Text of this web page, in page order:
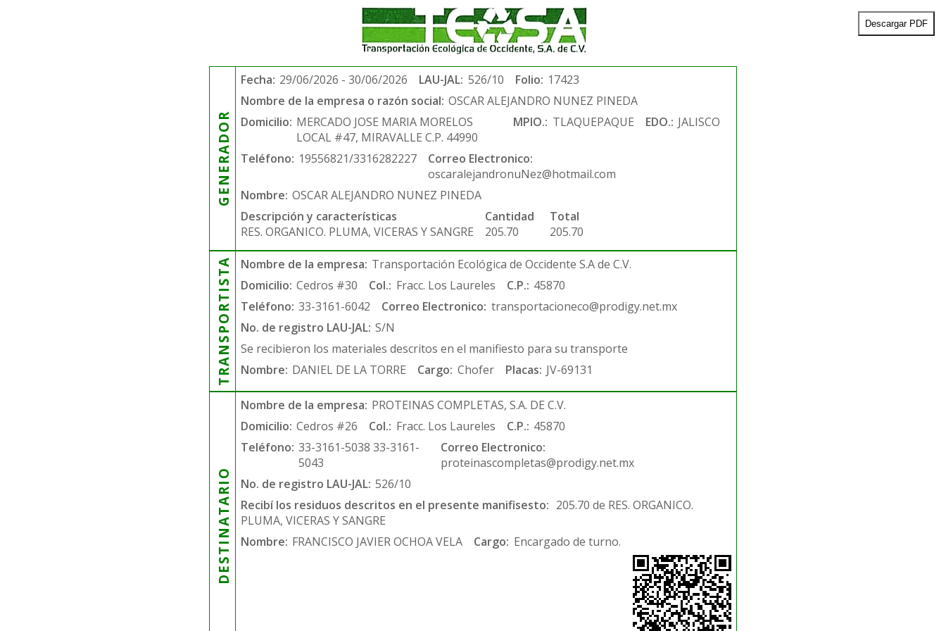
Descargar PDF
GENERADOR
Fecha: 29/06/2026 - 30/06/2026 LAU-JAL: 526/10 Folio: 17423
Nombre de la empresa o razón social: OSCAR ALEJANDRO NUNEZ PINEDA
Domicilio: MERCADO JOSE MARIA MORELOS
LOCAL #47, MIRAVALLE C.P. 44990
MPIO.: TLAQUEPAQUE EDO.: JALISCO
Teléfono: 19556821/3316282227
Correo Electronico:
oscaralejandronuNez@hotmail.com
Nombre: OSCAR ALEJANDRO NUNEZ PINEDA
Descripción y características
RES. ORGANICO. PLUMA, VICERAS Y SANGRE
Cantidad
205.70
Total
205.70
TRANSPORTISTA Nombre de la empresa: Transportación Ecológica de Occidente S.A de C.V.
Domicilio: Cedros #30 Col.: Fracc. Los Laureles C.P.: 45870
Teléfono: 33-3161-6042 Correo Electronico: transportacioneco@prodigy.net.mx
No. de registro LAU-JAL: S/N
Se recibieron los materiales descritos en el manifiesto para su transporte
Nombre: DANIEL DE LA TORRE Cargo: Chofer Placas: JV-69131
DESTINATARIO
Nombre de la empresa: PROTEINAS COMPLETAS, S.A. DE C.V.
Domicilio: Cedros #26 Col.: Fracc. Los Laureles C.P.: 45870
Teléfono: 33-3161-5038 33-3161-
5043
Correo Electronico:
proteinascompletas@prodigy.net.mx
No. de registro LAU-JAL: 526/10
Recibí los residuos descritos en el presente manifisesto: 205.70 de RES. ORGANICO.
PLUMA, VICERAS Y SANGRE
Nombre: FRANCISCO JAVIER OCHOA VELA Cargo: Encargado de turno.